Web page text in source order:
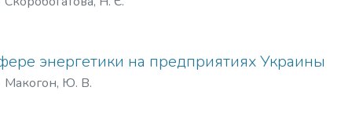
энергетики на предприятиях Украины
Макогон, Ю. В.